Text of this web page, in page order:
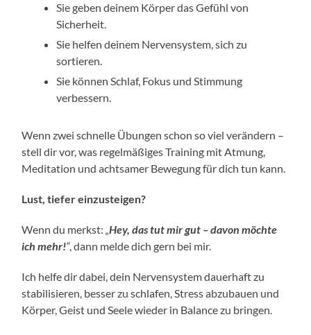
Sie geben deinem Körper das Gefühl von
Sicherheit.
Sie helfen deinem Nervensystem, sich zu
sortieren.
Sie können Schlaf, Fokus und Stimmung
verbessern.
Wenn zwei schnelle Übungen schon so viel verändern –
stell dir vor, was regelmäßiges Training mit Atmung,
Meditation und achtsamer Bewegung für dich tun kann.
Lust, tiefer einzusteigen?
Wenn du merkst:„Hey, das tut mir gut – davon möchte
ich mehr!“, dann melde dich gern bei mir.
Ich helfe dir dabei, dein Nervensystem dauerhaft zu
stabilisieren, besser zu schlafen, Stress abzubauen und
Körper, Geist und Seele wieder in Balance zu bringen.